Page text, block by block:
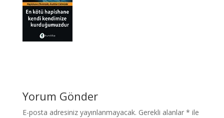
Yorum Gönder
E-posta adresiniz yayınlanmayacak. Gerekli alanlar * ile